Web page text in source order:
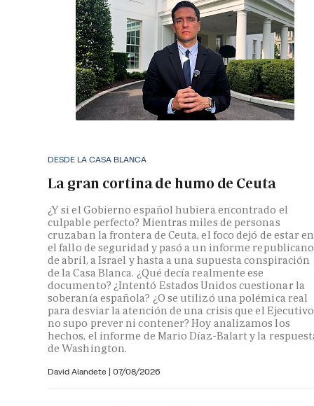
DESDE LA CASA BLANCA
La gran cortina de humo de Ceuta
¿Y si el Gobierno español hubiera encontrado el
culpable perfecto? Mientras miles de personas
cruzaban la frontera de Ceuta, el foco dejó de estar en
el fallo de seguridad y pasó a un informe republicano
de abril, a Israel y hasta a una supuesta conspiración
de la Casa Blanca. ¿Qué decía realmente ese
documento? ¿Intentó Estados Unidos cuestionar la
soberanía española? ¿O se utilizó una polémica real
para desviar la atención de una crisis que el Ejecutivo
no supo prever ni contener? Hoy analizamos los
hechos, el informe de Mario Díaz-Balart y la
de Washington.
David Alandete | 07/08/2026